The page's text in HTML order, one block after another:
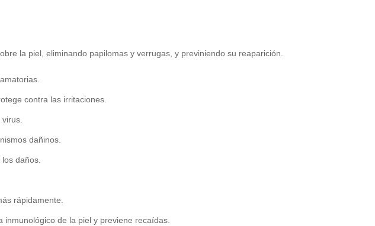
la piel, eliminando papilomas y verrugas, y previniendo su reaparición.
contra las irritaciones.
dañinos.
daños.
rápidamente.
de la piel y previene recaídas.